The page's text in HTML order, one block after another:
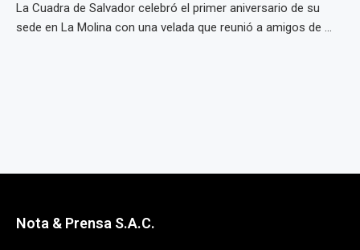
La Cuadra de Salvador celebró el primer aniversario de su
sede en La Molina con una velada que reunió a amigos de ...
Nota & Prensa S.A.C.